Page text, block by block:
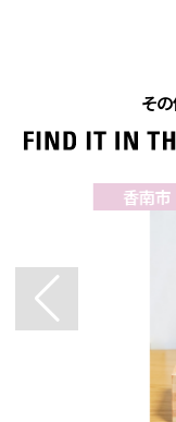
意工夫をこらして、丁
そ
香南市